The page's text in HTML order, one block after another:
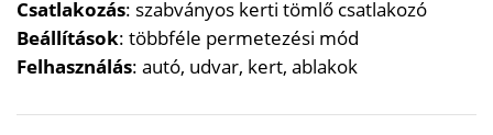
Csatlakozás: szabványos kerti tömlő csatlakozó
Beállítások: többféle permetezési mód
Felhasználás: autó, udvar, kert, ablakok